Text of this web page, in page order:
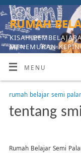
rumah
KISAH
MENEMUKAN
MENU
rumah belajar semi palar
tentang
Rumah Belajar Semi